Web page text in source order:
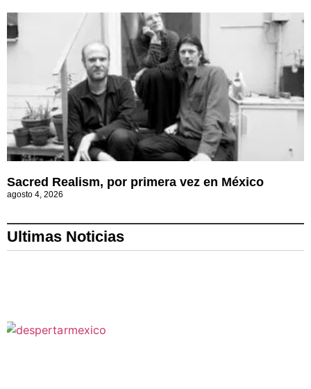
Sacred Realism, por primera vez en México
agosto 4, 2026
Ultimas Noticias